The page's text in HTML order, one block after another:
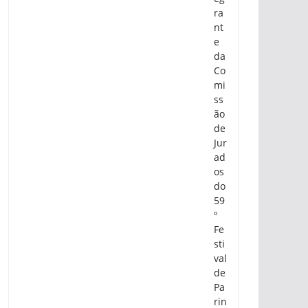
ra
nt
e
da
Co
mi
ss
ão
de
Jur
ad
os
do
59
º
Fe
sti
val
de
Pa
rin